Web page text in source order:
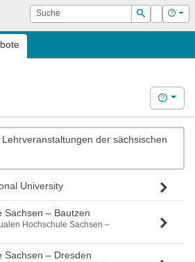
Suche
Suchen
Login Hilfe
Hilfe
der sächsischen
University
Sachsen – Bautzen
Hochschule Sachsen –
Sachsen – Dresden